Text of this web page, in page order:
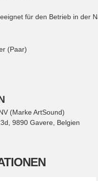
für den Betrieb in der
(Paar)
(Marke ArtSound)
9890 Gavere, Belgien